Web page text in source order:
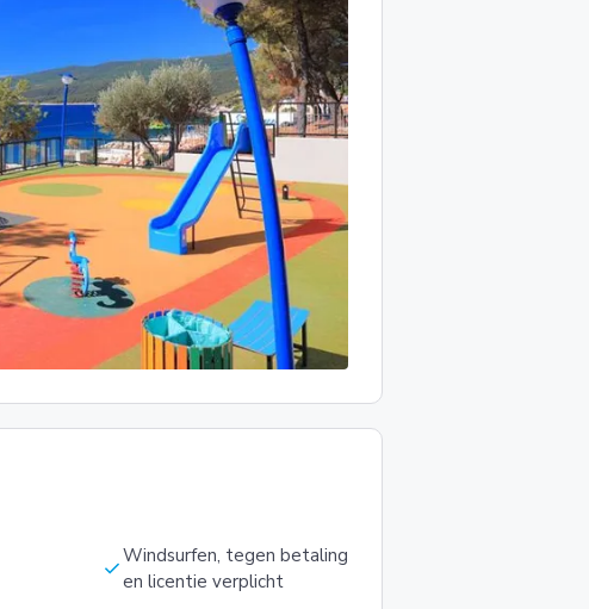
checkWindsurfen, tegen betaling
en licentie verplicht